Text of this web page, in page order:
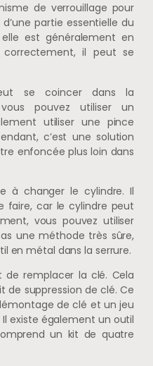
de verrouillage pour
partie essentielle du
est généralement en
correctement, il peut se
se coincer dans la
pouvez utiliser un
utiliser une pince
c’est une solution
enfoncée plus loin dans
à changer le cylindre. Il
faire, car le cylindre peut
vous pouvez utiliser
une méthode très sûre,
en métal dans la serrure.
de remplacer la clé. Cela
suppression de clé. Ce
de clé et un jeu
existe également un outil
un kit de quatre